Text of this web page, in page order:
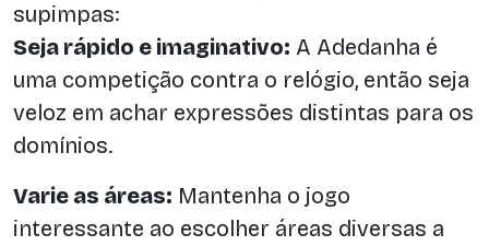
supimpas:
Seja rápido e imaginativo: A Adedanha é
uma competição contra o relógio, então seja
veloz em achar expressões distintas para os
domínios.
Varie as áreas: Mantenha o jogo
interessante ao escolher áreas diversas a